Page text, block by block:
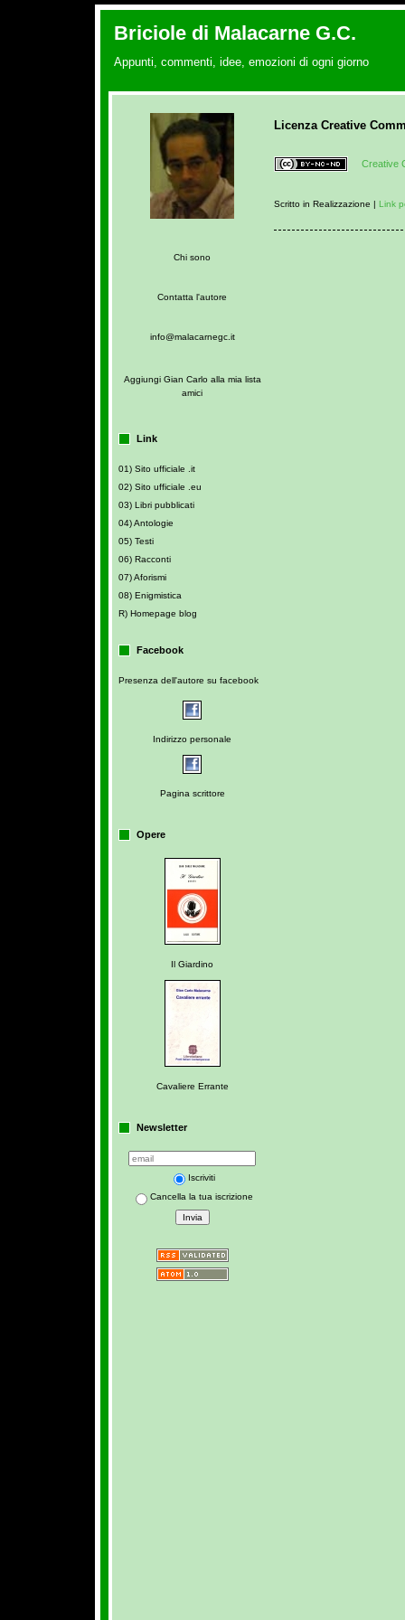
Briciole di Malacarne G.C.
Appunti, commenti, idee, emozioni di ogni giorno
Chi sono
Contatta l'autore
info@malacarnegc.it
Aggiungi Gian Carlo alla mia lista
amici
Link
01) Sito ufficiale .it
02) Sito ufficiale .eu
03) Libri pubblicati
04) Antologie
05) Testi
06) Racconti
07) Aforismi
08) Enigmistica
R) Homepage blog
Facebook
Presenza dell'autore su facebook
Indirizzo personale
Pagina scrittore
Opere
Il Giardino
Cavaliere Errante
Newsletter
Iscriviti
Cancella la tua iscrizione
Licenza Creative
Creative
Scritto in Realizzazione | Link